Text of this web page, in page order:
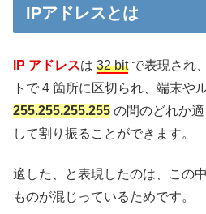
IPアドレスとは
IP アドレスは 32 bitで表現され
トで 4 箇所に区切られ、端末や
255.255.255.255 の間のどれか
して割り振ることができます。
適した、と表現したのは、この
ものが混じっているためです。